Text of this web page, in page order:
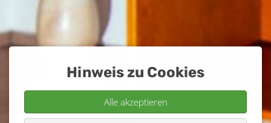
Hinweis zu Cookies
Alle akzeptieren